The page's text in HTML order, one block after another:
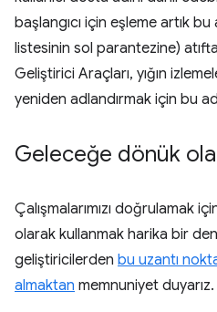
başlangıcı için eşleme artık
listesinin sol parantezine)
Geliştirici Araçları, yığın
yeniden adlandırmak için bu
Geleceğe dönük
Çalışmalarımızı doğrulamak
olarak kullanmak harika bir
geliştiricilerden bu uzantı
almaktan memnuniyet duyarız.